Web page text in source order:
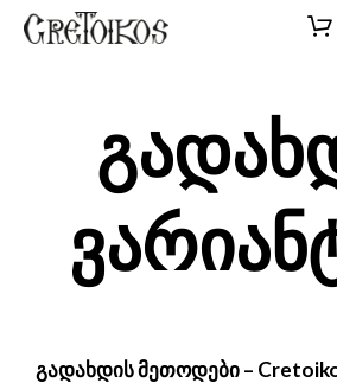
გადახდის მეთოდები –